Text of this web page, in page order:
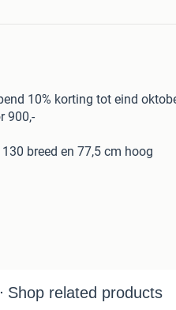
10% korting tot eind
900,-
breed en 77,5 cm hoog
boomstam tafel. Rond
met epoxy blauw/goud.
hardhout soort